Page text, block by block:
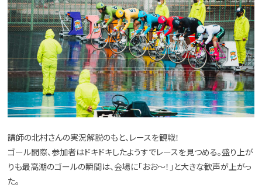
講師の北村さんの実況解説のもと、レースを観戦！
ゴール間際、参加者はドキドキしたようすでレースを見つめる。盛り上が
りも最高潮のゴールの瞬間は、会場に「おお〜！」と大きな歓声が上がっ
た。